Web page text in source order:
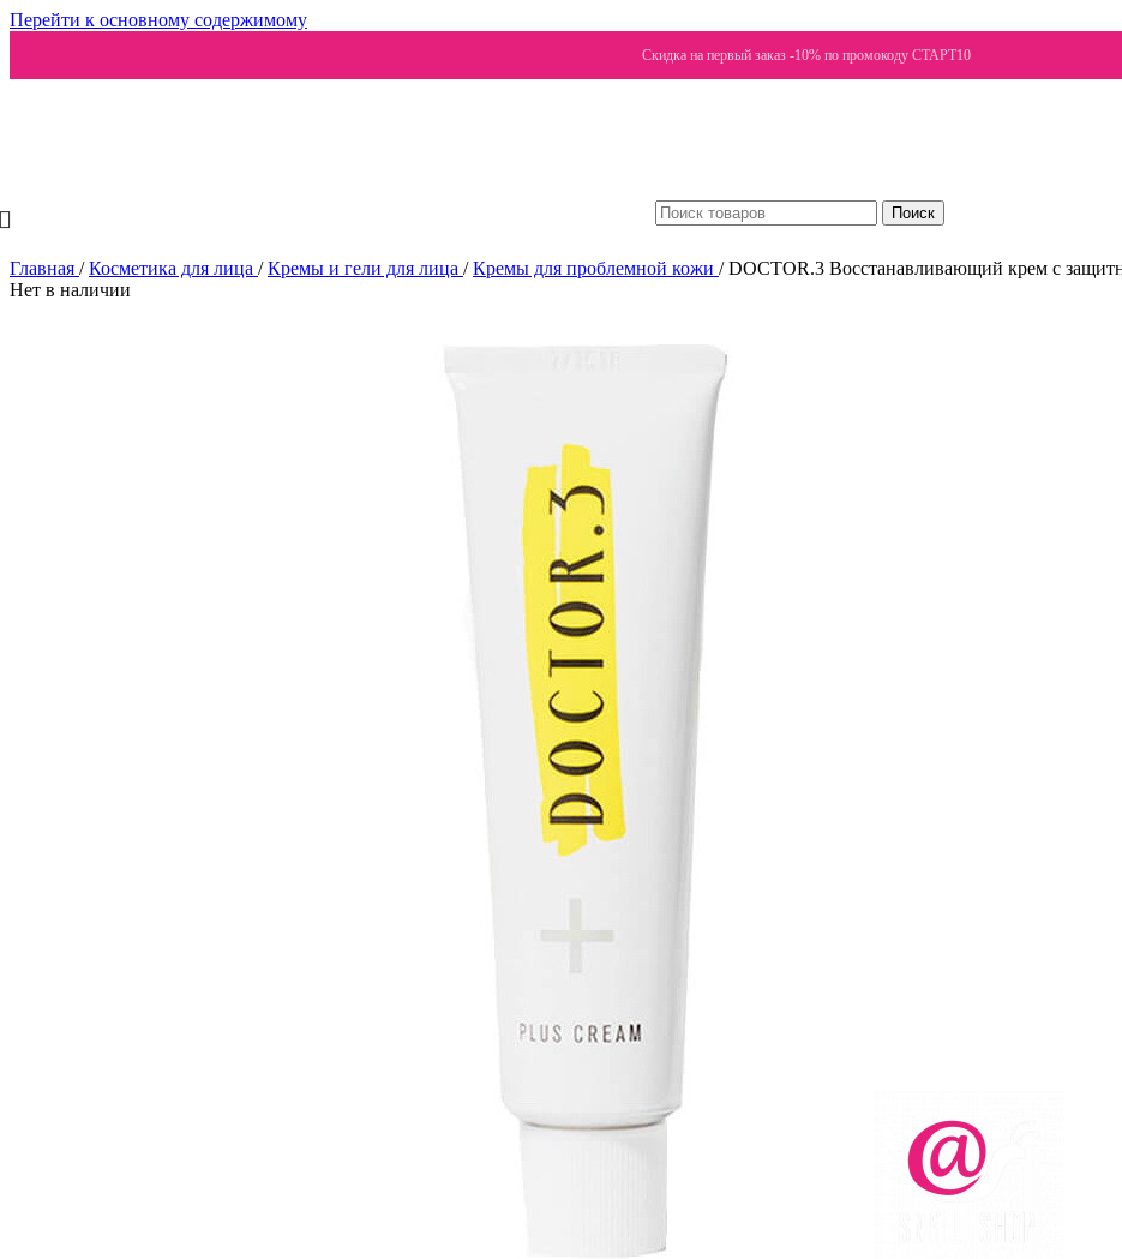
Перейти к основному содержимому
Скидка на первый заказ -10% по промокоду СТАРТ10
Поиск
Главная / Косметика для лица / Кремы и гели для лица / Кремы для проблемной кожи / DOCTOR.3 Восстанавливающий крем с
Нет в наличии